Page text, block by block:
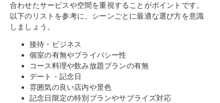
合わせたサービスや空間を重視することがポイントです。
以下のリストを参考に、シーンごとに最適な選び方を意識
しましょう。
接待・ビジネス
個室の有無やプライバシー性
コース料理や飲み放題プランの有無
デート・記念日
雰囲気の良い店内や景色
記念日限定の特別プランやサプライズ対応